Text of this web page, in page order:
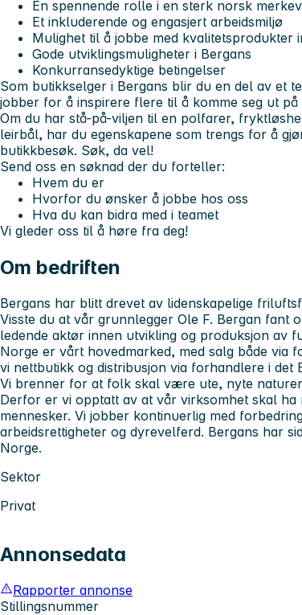
En spennende rolle i en sterk norsk
Et inkluderende og engasjert arbeidsmiljø
Mulighet til å jobbe med kvalitetsprodukter
Gode utviklingsmuligheter i Bergans
Konkurransedyktige betingelser
Som butikkselger i Bergans blir du en del av et
jobber for å inspirere flere til å komme seg ut på
Om du har stå-på-viljen til en polfarer,
leirbål, har du egenskapene som trengs for å
butikkbesøk. Søk, da vel!
Send oss en søknad der du forteller:
Hvem du er
Hvorfor du ønsker å jobbe hos oss
Hva du kan bidra med i teamet
Vi gleder oss til å høre fra deg!
Om bedriften
Bergans har blitt drevet av lidenskapelige
Visste du at vår grunnlegger Ole F. Bergan fant
ledende aktør innen utvikling og produksjon av
Norge er vårt hovedmarked, med salg både via
vi nettbutikk og distribusjon via forhandlere i det
Vi brenner for at folk skal være ute, nyte
Derfor er vi opptatt av at vår virksomhet skal
mennesker. Vi jobber kontinuerlig med
arbeidsrettigheter og dyrevelferd. Bergans har
Norge.
Sektor
Privat
Annonsedata
Rapporter annonse
Stillingsnummer